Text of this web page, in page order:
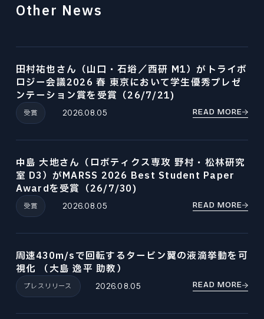
Other News
受賞 2026.08.05
田村祐也さん（山口・石﨏／西研 M1）がトライボ
ロジー会議2026 春 東京において学生優秀プレゼ
ンテーション賞を受賞（26/7/21)
READ MORE
受賞 2026.08.05
中島 大地さん（ロボティクス専攻 野村・松林研究
室 D3）がMARSS 2026 Best Student Paper
Awardを受賞（26/7/30)
READ MORE
プレスリリース 2026.08.05
周速430m/sで回転するタービン翼の液滴挙動を可
視化 （大島 逸平 助教）
READ MORE